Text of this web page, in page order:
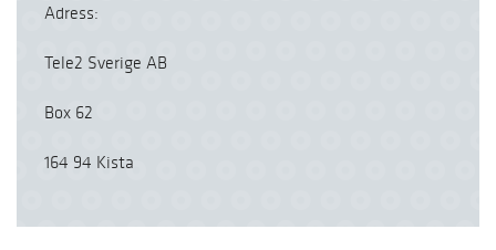
Adress:
Tele2 Sverige AB
Box 62
164 94 Kista